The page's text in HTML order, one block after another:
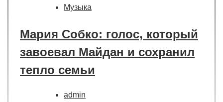
Музыка
Мария Собко: голос, который
завоевал Майдан и сохранил
тепло семьи
admin